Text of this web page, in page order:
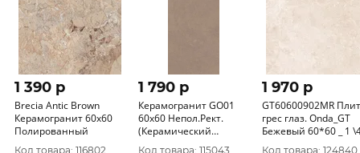
1 390 p
Brecia Antic Brown
Керамогранит 60х60
Полированный
Код товара: 116802
1 790 p
Керамогранит GO01
60x60 Непол.Рект.
(Керамический
гранит) (0_006)
Код товара: 115043
1 970 p
GT60600902MR
грес глаз. Onda_GT
Бежевый 60*60 _ 1
2
Код товара: 124840